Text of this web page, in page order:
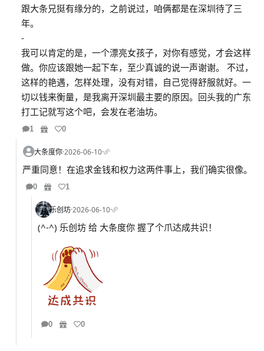
跟大条兄挺有缘分的，之前说过，咱俩都是在深圳待了三
年。
-
我可以肯定的是，一个漂亮女孩子，对你有感觉，才会这样
做。你应该跟她一起下车，至少真诚的说一声谢谢。 不过，
这样的艳遇，怎样处理，没有对错，自己觉得舒服就好。一
切以钱来衡量，是我离开深圳最主要的原因。回头我的广东
打工记就写这个吧，会发在老油坊。
1 0
大条度你·2026-06-10·
严重同意！在追求金钱和权力这两件事上，我们确实很像。
0 1
乐创坊·2026-06-10·
(^-^) 乐创坊 给 大条度你 握了个爪达成共识！
0 0